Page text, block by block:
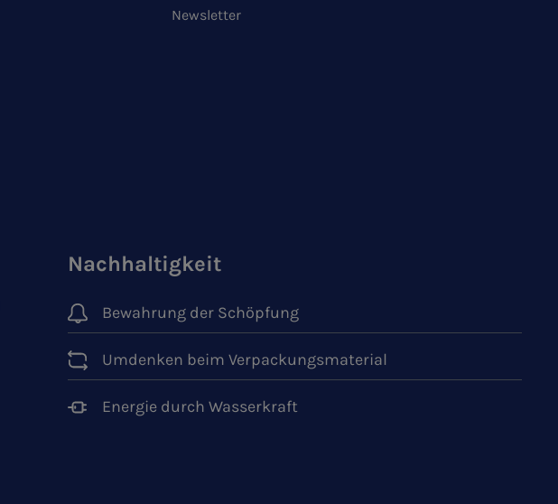
Newsletter
Nachhaltigkeit
Bewahrung der Schöpfung
Umdenken beim Verpackungsmaterial
Energie durch Wasserkraft